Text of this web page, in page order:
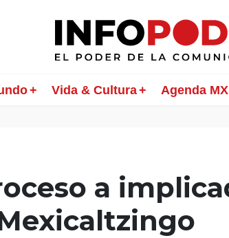
Vida & Cultura Agenda MX
a